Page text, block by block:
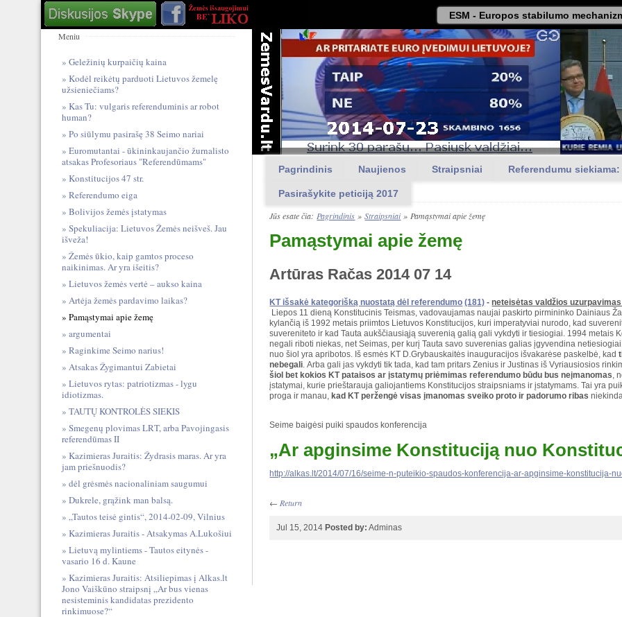
ESM - Europos stabilumo
Pagrindinis Naujienos Straipsniai Referendumu siekiama:
Pasirašykite peticiją 2017
Jūs esate čia: Pagrindinis »Straipsniai » Pamąstymai apie žemę
Pamąstymai apie žemę
Artūras Račas 2014 07 14
KT išsakė kategorišką nuostatą dėl referendumo (181) -neteisėtas valdžios
Liepos 11 dieną Konstitucinis Teismas, vadovaujamas naujai paskirto pirmininko Dainiaus
kylančią iš 1992 metais priimtos Lietuvos Konstitucijos, kuri imperatyviai nurodo, kad
suvereniteto ir kad Tauta aukščiausiąją suverenią galią gali vykdyti ir tiesiogiai. 1994 metais
negali riboti niekas, net Seimas, per kurį Tauta savo suverenias galias įgyvendina
nuo šiol yra apribotos. Iš esmės KT D.Grybauskaitės inauguracijos išvakarėse paskelbė, kad
nebegali . Arba gali jas vykdyti tik tada, kad tam pritars Zenius ir Justinas iš Vyriausiosios
šiol bet kokios KT pataisos ar įstatymų priėmimas referendumo būdu bus neįmanomas ,
įstatymai, kurie prieštarauja galiojantiems Konstitucijos straipsniams ir įstatymams. Tai yra
proga ir manau,kad KT peržengė visas įmanomas sveiko proto ir padorumo ribas
Seime baigėsi puiki spaudos konferencija
„Ar apginsime Konstituciją nuo
http://alkas.lt/2014/07/16/seime-n-puteikio-spaudos-konferencija-ar-apginsime-konstitucija-
← Return
Jul 15, 2014Posted by: Adminas
Meniu
Geležinių kurpaičių kaina
Kodėl reikėtų parduoti Lietuvos žemelę
užsieniečiams?
Kas Tu: vulgari​s referendum​inis ar robot
human?
Po siūlymu pasirašę 38 Seimo nariai
Euromutantai - ūkininkaujančio žurnalisto
atsakas Profesoriaus "Referendūmams"
Konstitucijos 47 str.
Referendumo eiga
Bolivijos žemės įstatymas
Spekuliacija: Lietuvos Žemės neišveš. Jau
išveža!
Žemės ūkio, kaip gamtos proceso
naikinimas. Ar yra išeitis?
Lietuvos žemės vertė – aukso kaina
Artėja žemės pardavimo laikas?
Pamąstymai apie žemę
argumentai
Raginkime Seimo narius!
Atsakas Žygimantui Zabietai
Lietuvos rytas: patriotizmas - lygu
idiotizmas.
TAUTŲ KONTROLĖS SIEKIS
Smegenų plovimas LRT, arba Pavojingasis
referendūmas II
Kazimieras Juraitis: Žydrasis maras. Ar yra
jam priešnuodis?
dėl grėsmės nacionaliniam saugumui
Dukrele, grąžink man balsą.
„Tautos teisė gintis“, 2014-02-09, Vilnius
Kazimieras Juraitis - Atsakymas A.Lukošiui
Lietuvą mylintiems - Tautos eitynės -
vasario 16 d. Kaune
Kazimieras Juraitis: Atsiliepimas į Alkas.lt
Jono Vaiškūno straipsnį „Ar bus vienas
nesisteminis kandidatas prezidento
rinkimuose?“